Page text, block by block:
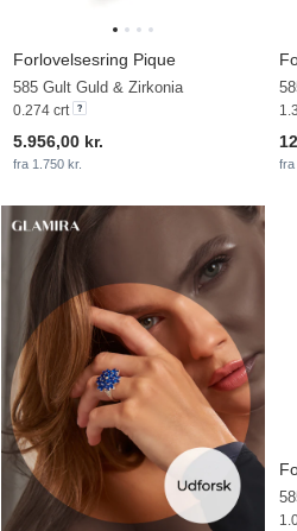
Forlovelsesring Pique
585 Gult Guld & Zirkonia
0.274 crt
5.956,00 kr.
fra 1.750 kr. fra